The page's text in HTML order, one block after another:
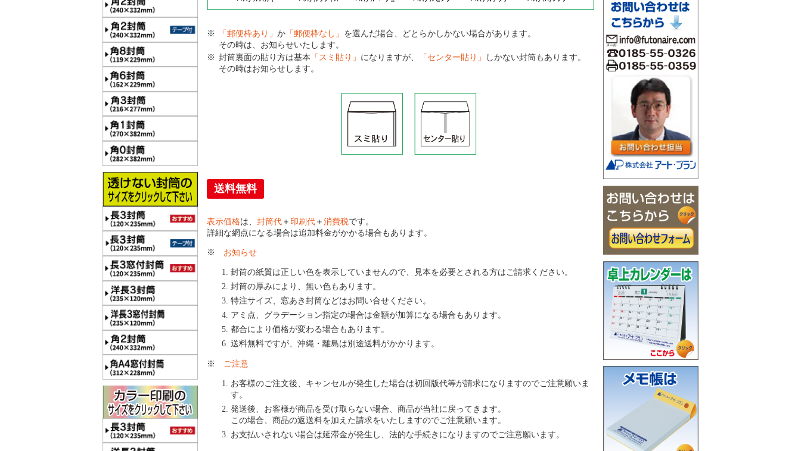
「郵便枠あり」 か 「郵便枠なし」 を選んだ場合、どとらかしかない場合があります。
その時は、お知らせいたします。
封筒裏面の貼り方は基本 「スミ貼り」 になりますが、 「センター貼り」
しかない封筒もあります。
その時はお知らせします。
送料無料
表示価格は、 封筒代 ＋ 印刷代 ＋ 消費税です。
詳細な網点になる場合は追加料金がかかる場合もあります。
※ お知らせ
封筒の紙質は正しい色を表示していませんので、見本を必要とされる方はご請求ください。
封筒の厚みにより、無い色もあります。
特注サイズ、窓あき封筒などはお問い合せください。
アミ点、グラデーション指定の場合は金額が加算になる場合もあります。
都合により価格が変わる場合もあります。
送料無料ですが、沖縄・離島は別途送料がかかります。
※ ご注意
お客様のご注文後、キャンセルが発生した場合は初回版代等が請求になりますのでご注意願いま
す。
発送後、お客様が商品を受け取らない場合、商品が当社に戻ってきます。
この場合、商品の返送料を加えた請求をいたしますのでご注意願います。
お支払いされない場合は延滞金が発生し、法的な手続きになりますのでご注意願います。